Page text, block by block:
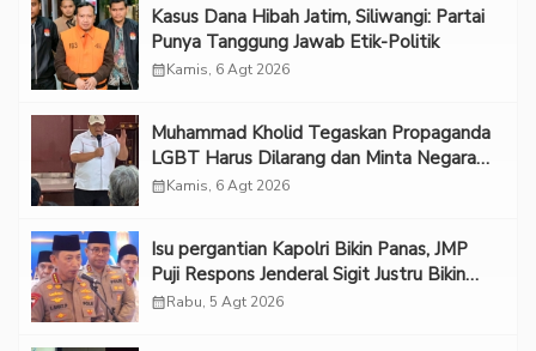
Kasus Dana Hibah Jatim, Siliwangi: Partai
Punya Tanggung Jawab Etik-Politik
calendar_monthKamis, 6 Agt 2026
Muhammad Kholid Tegaskan Propaganda
LGBT Harus Dilarang dan Minta Negara
Melindungi Korban
calendar_monthKamis, 6 Agt 2026
Isu pergantian Kapolri Bikin Panas, JMP
Puji Respons Jenderal Sigit Justru Bikin
“Adem”
calendar_monthRabu, 5 Agt 2026